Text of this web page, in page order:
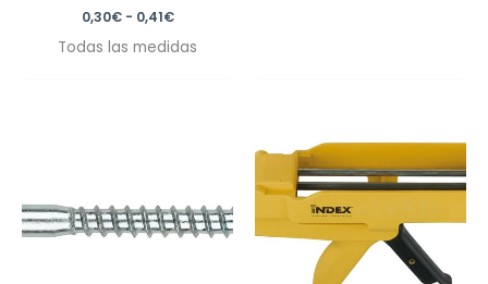
0,30€ - 0,41€
Todas las medidas
hasta
0,71€